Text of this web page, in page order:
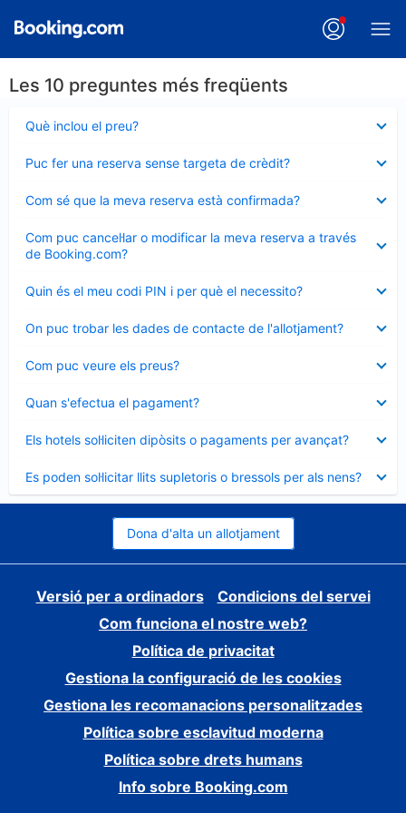
Les 10 preguntes més freqüents
Què inclou el preu?
tancat
Puc fer una reserva sense targeta de crèdit?
tancat
Com sé que la meva reserva està confirmada?
tancat
Com puc cancel·lar o modificar la meva reserva a través
de Booking.com?
tancat
Quin és el meu codi PIN i per què el necessito?
tancat
On puc trobar les dades de contacte de l'allotjament?
tancat
Com puc veure els preus?
tancat
Quan s'efectua el pagament?
tancat
Els hotels sol·liciten dipòsits o pagaments per avançat?
tancat
Es poden sol·licitar llits supletoris o bressols per als nens?
tancat
Dona d'alta un allotjament
Versió per a ordinadors
Condicions del servei
Com funciona el nostre web?
Política de privacitat
Gestiona la configuració de les cookies
Gestiona les recomanacions personalitzades
Política sobre esclavitud moderna
Política sobre drets humans
Info sobre Booking.com